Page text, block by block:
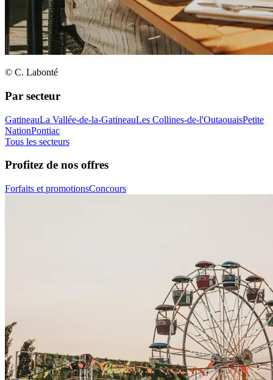
© C. Labonté
Par secteur
GatineauLa Vallée-de-la-GatineauLes Collines-de-l'OutaouaisPetite
NationPontiac
Tous les secteurs
Profitez de nos offres
Forfaits et promotionsConcours